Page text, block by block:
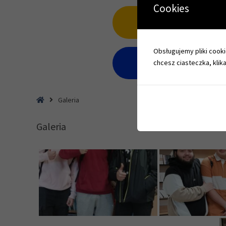
HomeGaleria
Galeria
Cookies
Obsługujemy pliki
chcesz ciasteczka,